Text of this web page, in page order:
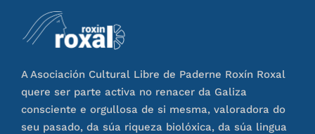
A Asociación Cultural Libre de Paderne Roxín Roxal
quere ser parte activa no renacer da Galiza
consciente e orgullosa de si mesma, valoradora do
seu pasado, da súa riqueza biolóxica, da súa lingua